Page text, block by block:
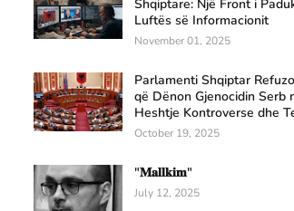
Shqiptare: Një Front i
Luftës së Informacionit
November 01, 2025
Parlamenti Shqiptar
që Dënon Gjenocidin Serb
Heshtje Kontroverse dhe
October 19, 2025
"𝐌𝐚𝐥𝐥𝐤𝐢𝐦"
July 12, 2025